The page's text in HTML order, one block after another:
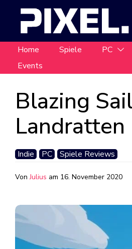
Home Spiele PC
Events
Blazing
Landratten
Indie PC Spiele Reviews
VonJulius am 16. November 2020